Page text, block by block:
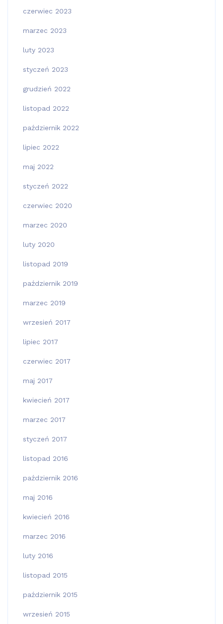
czerwiec 2023
marzec 2023
luty 2023
styczeń 2023
grudzień 2022
listopad 2022
październik 2022
lipiec 2022
maj 2022
styczeń 2022
czerwiec 2020
marzec 2020
luty 2020
listopad 2019
październik 2019
marzec 2019
wrzesień 2017
lipiec 2017
czerwiec 2017
maj 2017
kwiecień 2017
marzec 2017
styczeń 2017
listopad 2016
październik 2016
maj 2016
kwiecień 2016
marzec 2016
luty 2016
listopad 2015
październik 2015
wrzesień 2015